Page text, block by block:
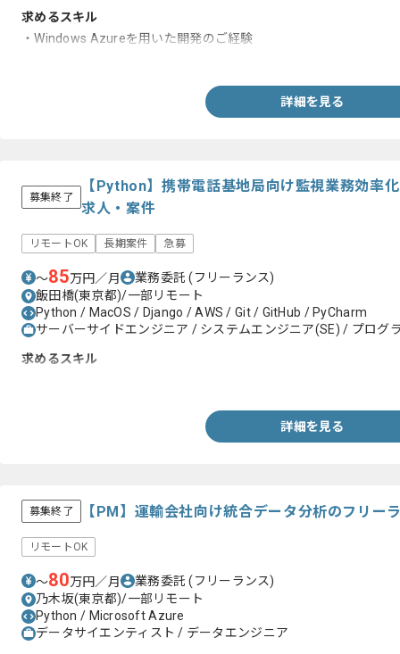
求めるスキル
・Windows Azureを用いた開発のご経験
詳細を見る
募集終了
【Python】携帯電話基地局向け監視業務効率
求人・案件
リモートOK 長期案件 急募
〜85万円／月 業務委託(フリーランス)
飯田橋(東京都)/一部リモート
Python / MacOS / Django / AWS / Git / GitHub / PyCharm
サーバーサイドエンジニア / システムエンジニア(SE) / プログ
求めるスキル
詳細を見る
募集終了 【PM】運輸会社向け統合データ分析のフリー
リモートOK
〜80万円／月 業務委託(フリーランス)
乃木坂(東京都)/一部リモート
Python / Microsoft Azure
データサイエンティスト / データエンジニア